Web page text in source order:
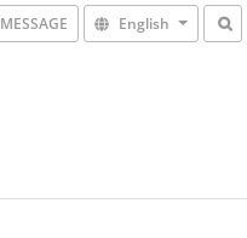
MESSAGE English